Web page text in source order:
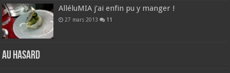
AlléluMIA j’ai enfin pu y manger !
27 mars 2013 11
Au hasard